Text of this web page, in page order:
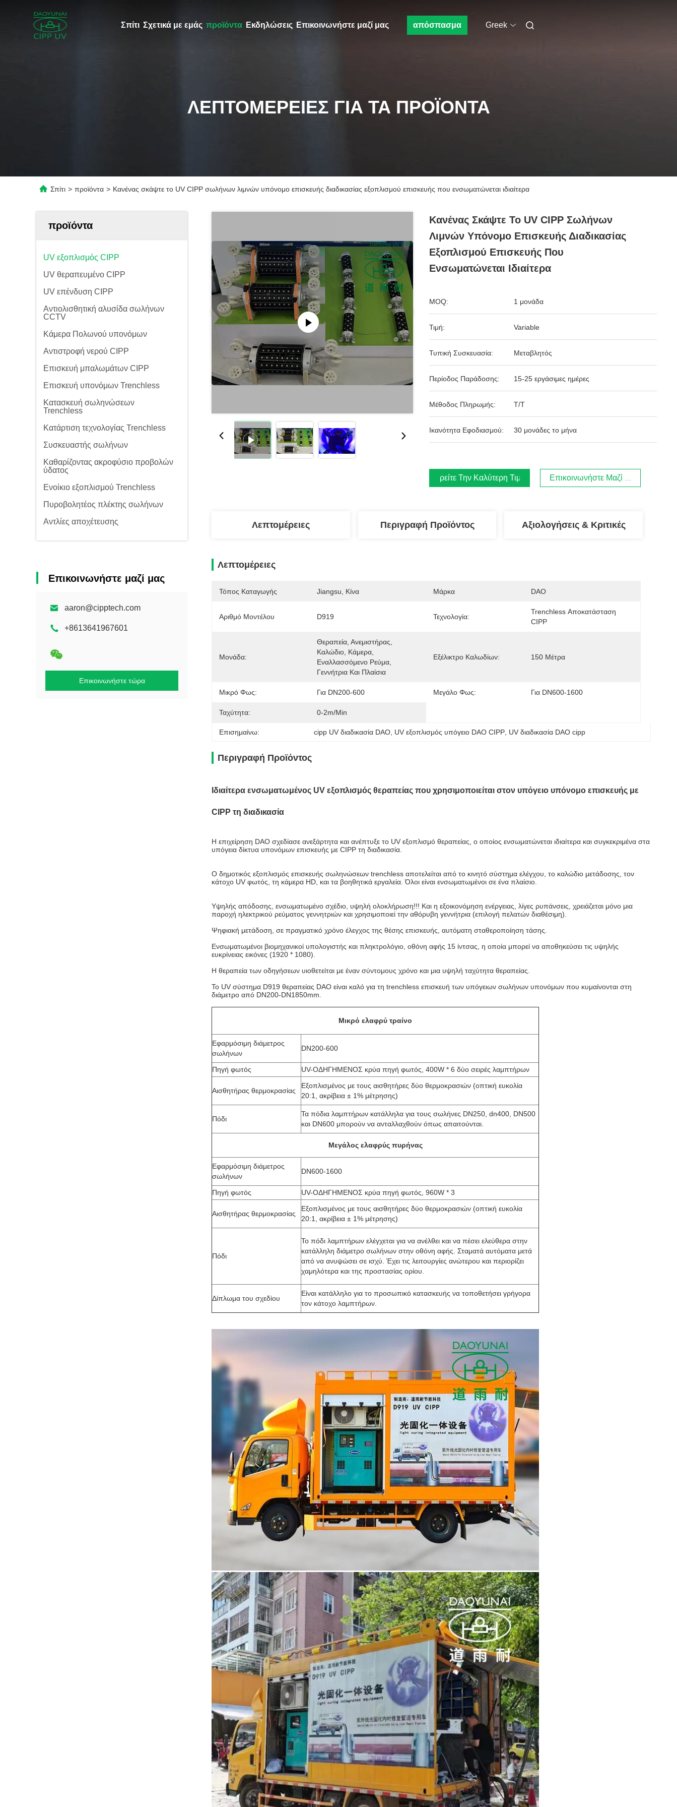
Σπίτι Σχετικά με εμάς προϊόντα Εκδηλώσεις Επικοινωνήστε μαζί μας απόσπασμα Greek
ΛΕΠΤΟΜΈΡΕΙΕΣ ΓΙΑ ΤΑ ΠΡΟΪΌΝΤΑ
Σπίτι > προϊόντα > Κανένας σκάψτε το UV CIPP σωλήνων λιμνών υπόνομο επισκευής διαδικασίας εξοπλισμού επισκευής που ενσωματώνεται ιδιαίτερα
προϊόντα
UV εξοπλισμός CIPP
UV θεραπευμένο CIPP
UV επένδυση CIPP
Αντιολισθητική αλυσίδα σωλήνων
CCTV
Κάμερα Πολωνού υπονόμων
Αντιστροφή νερού CIPP
Επισκευή μπαλωμάτων CIPP
Επισκευή υπονόμων Trenchless
Κατασκευή σωληνώσεων
Trenchless
Κατάρτιση τεχνολογίας Trenchless
Συσκευαστής σωλήνων
Καθαρίζοντας ακροφύσιο προβολών
ύδατος
Ενοίκιο εξοπλισμού Trenchless
Πυροβολητέος πλέκτης σωλήνων
Αντλίες αποχέτευσης
Επικοινωνήστε μαζί μας
aaron@cipptech.com
+8613641967601
Επικοινωνήστε τώρα
Κανένας Σκάψτε Το UV CIPP Σωλήνων
Λιμνών Υπόνομο Επισκευής Διαδικασίας
Εξοπλισμού Επισκευής Που
Ενσωματώνεται Ιδιαίτερα
MOQ: 1 μονάδα
Τιμή: Variable
Τυπική Συσκευασία: Μεταβλητός
Περίοδος Παράδοσης: 15-25 εργάσιμες ημέρες
Μέθοδος Πληρωμής: T/T
Ικανότητα Εφοδιασμού: 30 μονάδες το μήνα
Βρείτε Την Καλύτερη Τιμή Επικοινωνήστε Μαζί Μας
Λεπτομέρειες Περιγραφή Προϊόντος Αξιολογήσεις & Κριτικές
Λεπτομέρειες
Τόπος Καταγωγής Jiangsu, Κίνα Μάρκα DAO
Αριθμό Μοντέλου D919 Τεχνολογία:
Trenchless Αποκατάσταση
CIPP
Μονάδα:
Θεραπεία, Ανεμιστήρας,
Καλώδιο, Κάμερα,
Εναλλασσόμενο Ρεύμα,
Γεννήτρια Και Πλαίσια
Εξέλικτρο Καλωδίων: 150 Μέτρα
Μικρό Φως: Για DN200-600 Μεγάλο Φως: Για DN600-1600
Ταχύτητα: 0-2m/min
Επισημαίνω: cipp UV διαδικασία DAO UV εξοπλισμός υπόγειο DAO CIPP UV διαδικασία DAO cipp
Περιγραφή Προϊόντος
Ιδιαίτερα ενσωματωμένος UV εξοπλισμός θεραπείας που χρησιμοποιείται στον υπόγειο υπόνομο επισκευής με
CIPP τη διαδικασία
Η επιχείρηση DAO σχεδίασε ανεξάρτητα και ανέπτυξε το UV εξοπλισμό θεραπείας, ο οποίος ενσωματώνεται ιδιαίτερα και συγκεκριμένα στα
υπόγεια δίκτυα υπονόμων επισκευής με CIPP τη διαδικασία.
Ο δημοτικός εξοπλισμός επισκευής σωληνώσεων trenchless αποτελείται από το κινητό σύστημα ελέγχου, το καλώδιο μετάδοσης, τον
κάτοχο UV φωτός, τη κάμερα HD, και τα βοηθητικά εργαλεία. Όλοι είναι ενσωματωμένοι σε ένα πλαίσιο.
Υψηλής απόδοσης, ενσωματωμένο σχέδιο, υψηλή ολοκλήρωση!!! Και η εξοικονόμηση ενέργειας, λίγες ρυπάνσεις, χρειάζεται μόνο μια
παροχή ηλεκτρικού ρεύματος γεννητριών και χρησιμοποιεί την αθόρυβη γεννήτρια (επιλογή πελατών διαθέσιμη).
Ψηφιακή μετάδοση, σε πραγματικό χρόνο έλεγχος της θέσης επισκευής, αυτόματη σταθεροποίηση τάσης.
Ενσωματωμένοι βιομηχανικοί υπολογιστής και πληκτρολόγιο, οθόνη αφής 15 ίντσας, η οποία μπορεί να αποθηκεύσει τις υψηλής
ευκρίνειας εικόνες (1920 * 1080).
Η θεραπεία των οδηγήσεων υιοθετείται με έναν σύντομους χρόνο και μια υψηλή ταχύτητα θεραπείας.
Το UV σύστημα D919 θεραπείας DAO είναι καλό για τη trenchless επισκευή των υπόγειων σωλήνων υπονόμων που κυμαίνονται στη
διάμετρο από DN200-DN1850mm.
Μικρό ελαφρύ τραίνο
Εφαρμόσιμη διάμετρος
σωλήνων
DN200-600
Πηγή φωτός UV-ΟΔΗΓΗΜΕΝΟΣ κρύα πηγή φωτός, 400W * 6 δύο σειρές λαμπτήρων
Αισθητήρας θερμοκρασίας
Εξοπλισμένος με τους αισθητήρες δύο θερμοκρασιών (οπτική ευκολία
20:1, ακρίβεια ± 1% μέτρησης)
Πόδι
Τα πόδια λαμπτήρων κατάλληλα για τους σωλήνες DN250, dn400, DN500
και DN600 μπορούν να ανταλλαχθούν όπως απαιτούνται.
Μεγάλος ελαφρύς πυρήνας
Εφαρμόσιμη διάμετρος
σωλήνων
DN600-1600
Πηγή φωτός UV-ΟΔΗΓΗΜΕΝΟΣ κρύα πηγή φωτός, 960W * 3
Αισθητήρας θερμοκρασίας
Εξοπλισμένος με τους αισθητήρες δύο θερμοκρασιών (οπτική ευκολία
20:1, ακρίβεια ± 1% μέτρησης)
Πόδι
Το πόδι λαμπτήρων ελέγχεται για να ανέλθει και να πέσει ελεύθερα στην
κατάλληλη διάμετρο σωλήνων στην οθόνη αφής. Σταματά αυτόματα μετά
από να ανυψώσει σε ισχύ. Έχει τις λειτουργίες ανώτερου και περιορίζει
χαμηλότερα και της προστασίας ορίου.
Δίπλωμα του σχεδίου
Είναι κατάλληλο για το προσωπικό κατασκευής να τοποθετήσει γρήγορα
τον κάτοχο λαμπτήρων.